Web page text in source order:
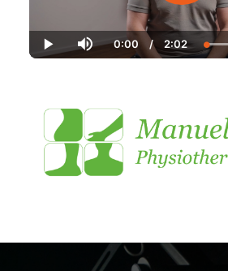
Play Mute
Current
Time
0:00 / Duration
2:02